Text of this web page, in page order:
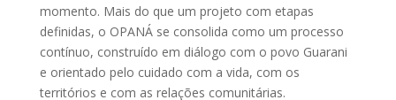
momento. Mais do que um projeto com etapas
definidas, o OPANÁ se consolida como um processo
contínuo, construído em diálogo com o povo Guarani
e orientado pelo cuidado com a vida, com os
territórios e com as relações comunitárias.